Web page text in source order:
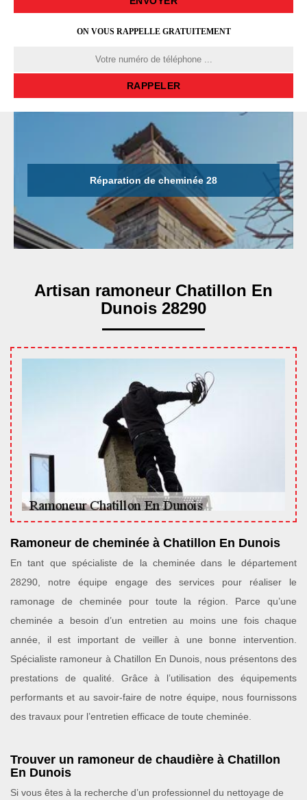
ON VOUS RAPPELLE GRATUITEMENT
Réparation de cheminée 28
Artisan ramoneur Chatillon En
Dunois 28290
Ramoneur de cheminée à Chatillon En Dunois
En tant que spécialiste de la cheminée dans le département
28290, notre équipe engage des services pour réaliser le
ramonage de cheminée pour toute la région. Parce qu’une
cheminée a besoin d’un entretien au moins une fois chaque
année, il est important de veiller à une bonne intervention.
Spécialiste ramoneur à Chatillon En Dunois, nous présentons des
prestations de qualité. Grâce à l’utilisation des équipements
performants et au savoir-faire de notre équipe, nous fournissons
des travaux pour l’entretien efficace de toute cheminée.
Trouver un ramoneur de chaudière à Chatillon
En Dunois
Si vous êtes à la recherche d’un professionnel du nettoyage de